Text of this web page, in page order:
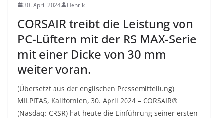
30. April 2024 Henrik
CORSAIR treibt die Leistung von
PC-Lüftern mit der RS MAX-Serie
mit einer Dicke von 30 mm
weiter voran.
(Übersetzt aus der englischen Pressemitteilung)
MILPITAS, Kalifornien, 30. April 2024 – CORSAIR®
(Nasdaq: CRSR) hat heute die Einführung seiner ersten